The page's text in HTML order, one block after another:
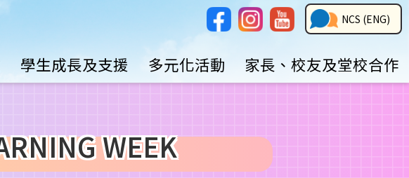
Social
Media
NCS
Button
NCS (ENG)
學生成長及支援 多元化活動 家長、校友及堂校合作
WEEK